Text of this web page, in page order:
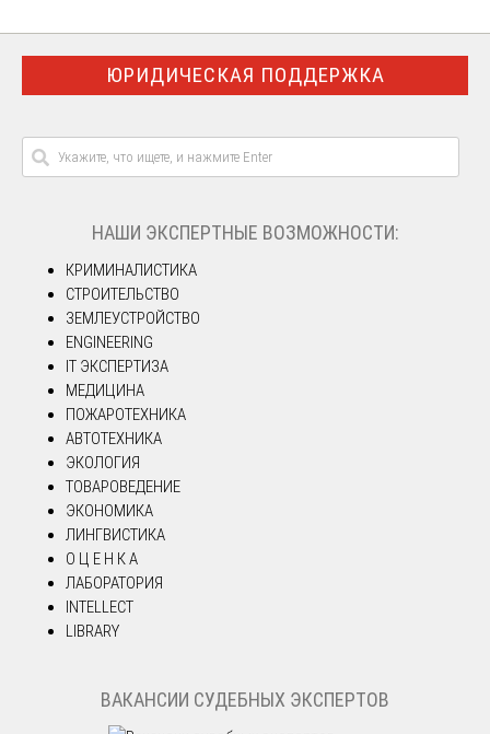
ЮРИДИЧЕСКАЯ ПОДДЕРЖКА
НАШИ ЭКСПЕРТНЫЕ ВОЗМОЖНОСТИ:
КРИМИНАЛИСТИКА
СТРОИТЕЛЬСТВО
ЗЕМЛЕУСТРОЙСТВО
ENGINEERING
IT ЭКСПЕРТИЗА
МЕДИЦИНА
ПОЖАРОТЕХНИКА
АВТОТЕХНИКА
ЭКОЛОГИЯ
ТОВАРОВЕДЕНИЕ
ЭКОНОМИКА
ЛИНГВИСТИКА
О Ц Е Н К А
ЛАБОРАТОРИЯ
INTELLECT
LIBRARY
ВАКАНСИИ СУДЕБНЫХ ЭКСПЕРТОВ